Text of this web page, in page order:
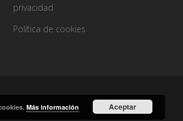
privacidad
Política de cookies
Más información Aceptar